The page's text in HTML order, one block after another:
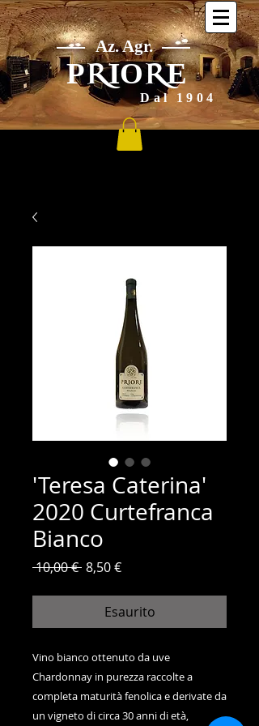
Az. Agr.
PRIORE
Dal 1904
'Teresa Caterina'
2020 Curtefranca
Bianco
10,00 € Prezzo
8,50 €Prezzo
Esaurito
Vino bianco ottenuto da uve
Chardonnay in purezza raccolte a
completa maturità fenolica e derivate da
un vigneto di circa 30 anni di età,